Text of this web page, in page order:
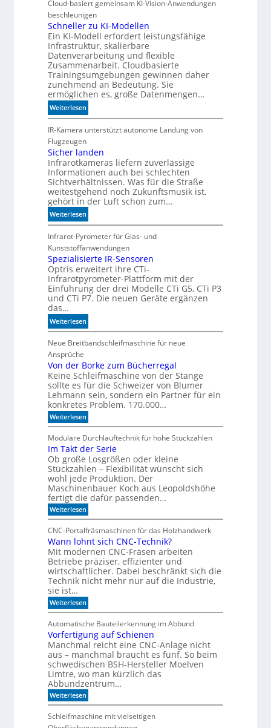
n
n
i
c
h
t
a
u
t
o
m
a
i
s
c
h
b
e
s
s
e
r
e
M
a
s
c
h
i
n
e
n
b
e
d
e
u
t
n
e
n
n
d
i
e
K
I
m
i
t
d
e
n
k
t
Cloud-basiert gemeinsam KI-Vision-Anwendungen
beschleunigen
Schneller zu KI-Modellen
Ein KI-Modell erfordert leistungsfähige
Infrastruktur, skalierbare
Datenverarbeitung und flexible
Zusammenarbeit. Cloudbasierte
Trainingsumgebungen gewinnen daher
zunehmend an Bedeutung. Sie
ermöglichen es, große Datenmengen…
Weiterlesen:
S
c
h
n
e
l
l
e
r
z
u
K
I
-
M
o
d
e
l
l
n
IR-Kamera unterstützt autonome Landung von
Flugzeugen
Sicher landen
Infrarotkameras liefern zuverlässige
Informationen auch bei schlechten
Sichtverhältnissen. Was für die Straße
weitestgehend noch Zukunftsmusik ist,
gehört in der Luft schon zum…
Weiterlesen:
S
i
c
h
e
r
l
a
d
e
n
Infrarot-Pyrometer für Glas- und
Kunststoffanwendungen
Spezialisierte IR-Sensoren
Optris erweitert ihre CTi-
Infrarotpyrometer-Plattform mit der
Einführung der drei Modelle CTi G5, CTi P3
und CTi P7. Die neuen Geräte ergänzen
das…
Weiterlesen:
S
p
z
i
a
i
s
i
e
r
e
I
R
-
S
e
n
s
o
r
e
Neue Breitbandschleifmaschine für neue
Ansprüche
Von der Borke zum Bücherregal
Keine Schleifmaschine von der Stange
sollte es für die Schweizer von Blumer
Lehmann sein, sondern ein Partner für ein
konkretes Problem. 170.000…
Weiterlesen:
V
n
d
e
r
o
r
k
e
z
u
m
B
ü
c
h
e
r
e
g
a
l
Modulare Durchlauftechnik für hohe Stückzahlen
Im Takt der Serie
Ob große Losgrößen oder kleine
Stückzahlen – Flexibilität wünscht sich
wohl jede Produktion. Der
Maschinenbauer Koch aus Leopoldshöhe
fertigt die dafür passenden…
Weiterlesen:
I
m
T
a
k
t
d
e
r
e
r
i
e
CNC-Portalfräsmaschinen für das Holzhandwerk
Wann lohnt sich CNC-Technik?
Mit modernen CNC-Fräsen arbeiten
Betriebe präziser, effizienter und
wirtschaftlicher. Dabei beschränkt sich die
Technik nicht mehr nur auf die Industrie,
sie ist…
Weiterlesen:
W
n
n
l
o
h
n
t
s
i
c
h
C
Automatische Bauteilerkennung im Abbund
Vorfertigung auf Schienen
Manchmal reicht eine CNC-Anlage nicht
aus – manchmal braucht es fünf. So beim
schwedischen BSH-Hersteller Moelven
Limtre, wo man kürzlich das
Abbundzentrum…
Weiterlesen:
V
o
r
Schleifmaschine mit vielseitigen